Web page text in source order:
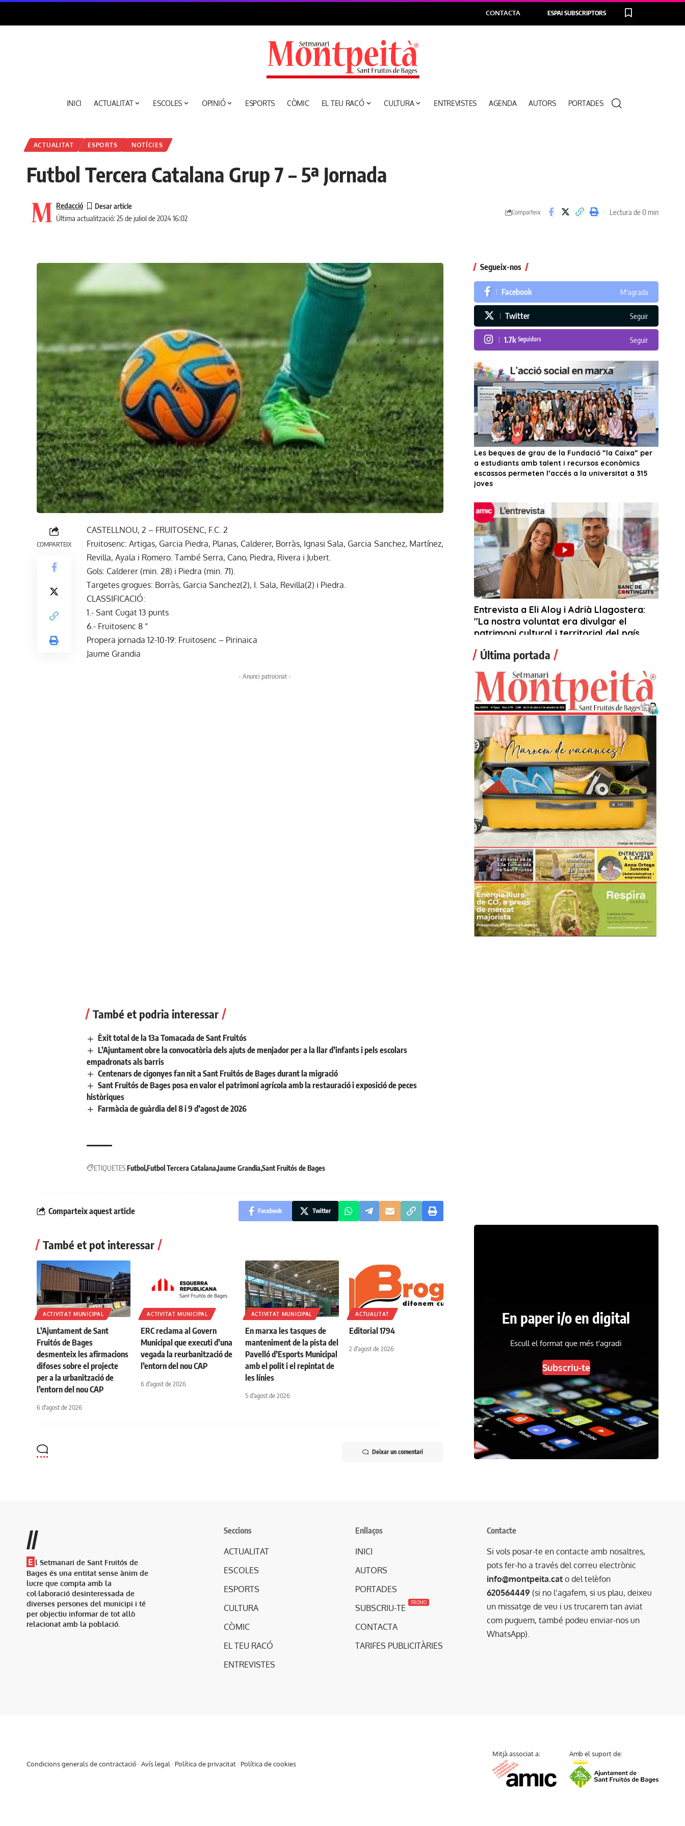
CONTACTA ESPAI SUBSCRIPTORS
INICI ACTUALITAT ESCOLES OPINIÓ ESPORTS CÒMIC EL TEU RACÓ CULTURA ENTREVISTES AGENDA AUTORS PORTADES
ACTUALITAT ESPORTS NOTÍCIES
Futbol Tercera Catalana Grup 7 – 5ª Jornada
Última actualització: 25 de juliol de 2024 16:02
Redacció
Comparteix Lectura de 0 min
COMPARTEIX
CASTELLNOU, 2 – FRUITOSENC, F.C. 2
Fruitosenc: Artigas, Garcia Piedra, Planas, Calderer, Borràs, Ignasi Sala, Garcia Sanchez, Martínez,
Revilla, Ayala i Romero. També Serra, Cano, Piedra, Rivera i Jubert.
Gols: Calderer (min. 28) i Piedra (min. 71).
Targetes grogues: Borràs, Garcia Sanchez(2), I. Sala, Revilla(2) i Piedra.
CLASSIFICACIÓ:
1.- Sant Cugat 13 punts
6.- Fruitosenc 8 “
Propera jornada 12-10-19: Fruitosenc – Pirinaica
Jaume Grandia
- Anunci patrocinat -
També et podria interessar
Èxit total de la 13a Tomacada de Sant Fruitós
L’Ajuntament obre la convocatòria dels ajuts de menjador per a la llar d’infants i pels escolars
empadronats als barris
Centenars de cigonyes fan nit a Sant Fruitós de Bages durant la migració
Sant Fruitós de Bages posa en valor el patrimoni agrícola amb la restauració i exposició de peces
històriques
Farmàcia de guàrdia del 8 i 9 d’agost de 2026
ETIQUETESFutbol Futbol Tercera Catalana Jaume Grandia Sant Fruitós de Bages
Comparteix aquest article Facebook Twitter
També et pot interessar
ACTIVITAT MUNICIPAL
L’Ajuntament de Sant
Fruitós de Bages
desmenteix les afirmacions
difoses sobre el projecte
per a la urbanització de
l’entorn del nou CAP
6 d'agost de 2026
ACTIVITAT MUNICIPAL
ERC reclama al Govern
Municipal que executi d’una
vegada la reurbanització de
l’entorn del nou CAP
6 d'agost de 2026
ACTIVITAT MUNICIPAL
En marxa les tasques de
manteniment de la pista del
Pavelló d’Esports Municipal
amb el polit i el repintat de
les línies
5 d'agost de 2026
ACTUALITAT
Editorial 1794
2 d'agost de 2026
Deixar un comentari
Segueix-nos
Facebook M'agrada
Twitter Seguir
1.7k Seguidors Seguir
Última portada
En paper i/o en digital
Escull el format que més t'agradi
Subscriu-te
//
E l Setmanari de Sant Fruitós de
Bages és una entitat sense ànim de
lucre que compta amb la
col·laboració desinteressada de
diverses persones del municipi i té
per objectiu informar de tot allò
relacionat amb la població.
Seccions
ACTUALITAT
ESCOLES
ESPORTS
CULTURA
CÒMIC
EL TEU RACÓ
ENTREVISTES
Enllaços
INICI
AUTORS
PORTADES
SUBSCRIU-TE
PROMO
CONTACTA
TARIFES PUBLICITÀRIES
Contacte
Si vols posar-te en contacte amb nosaltres,
pots fer-ho a través del correu electrònic
info@montpeita.cat o del telèfon
620564449 (si no l’agafem, si us plau, deixeu
un missatge de veu i us trucarem tan aviat
com puguem, també podeu enviar-nos un
WhatsApp).
Condicions generals de contractació · Avís legal · Política de privacitat · Política de cookies
Mitjà associat a: Amb el suport de: